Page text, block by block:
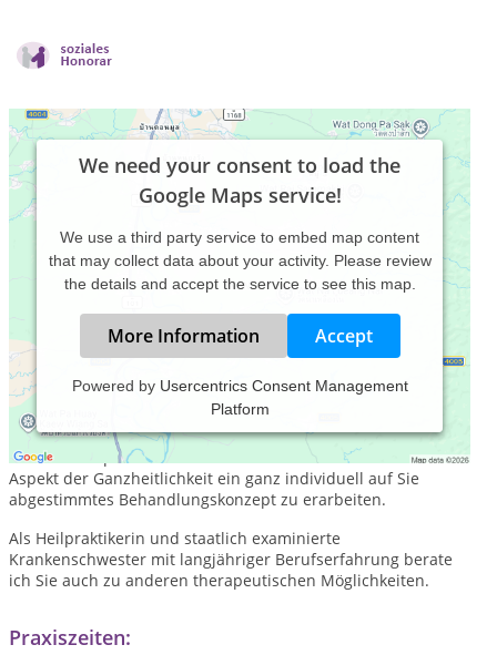
We need your consent to load the
Google Maps service!
We use a third party service to embed map content
that may collect data about your activity. Please review
the details and accept the service to see this map.
More Information Accept
Powered by Usercentrics Consent Management
Platform
Meine Aufgabe als Therapeutin sehe ich darin, sich die Zeit
zu nehmen, Sie mit Ihren ganz persönlichen
Gesundheitsproblemen wahrzunehmen und unter dem
Aspekt der Ganzheitlichkeit ein ganz individuell auf Sie
abgestimmtes Behandlungskonzept zu erarbeiten.
Als Heilpraktikerin und staatlich examinierte
Krankenschwester mit langjähriger Berufserfahrung berate
ich Sie auch zu anderen therapeutischen Möglichkeiten.
Praxiszeiten: